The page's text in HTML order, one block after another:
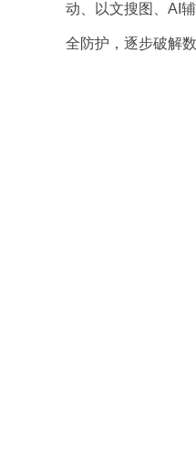
动、以文搜图、AI
全防护，逐步破解